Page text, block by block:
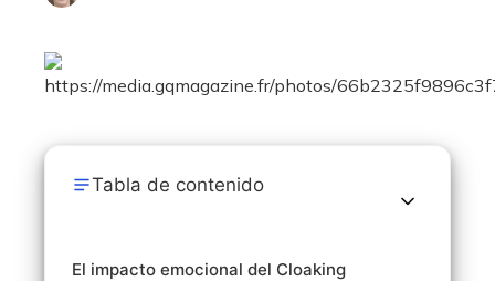
Tabla de contenido
El impacto emocional del Cloaking